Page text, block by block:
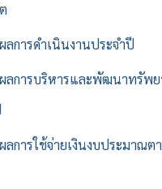
ลการดำเนินงานประจำปี
ลการบริหารและพัฒนาทรัพย
ลการใช้จ่ายเงินงบประมาณต